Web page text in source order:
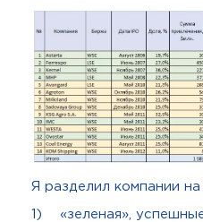
Я разделил компании на
1) «зеленая»,